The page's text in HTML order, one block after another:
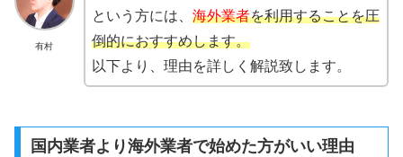
有村
という方には、 海外業者を利用することを圧
倒的におすすめします。
以下より、理由を詳しく解説致します。
国内業者より海外業者で始めた方がいい理由